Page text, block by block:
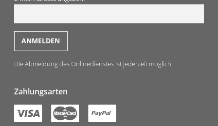
Die Abmeldung des Onlinedienstes ist jederzeit möglich.
Zahlungsarten